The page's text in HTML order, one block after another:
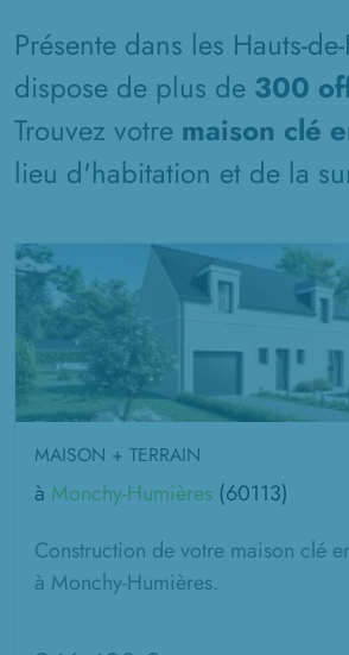
Présente dans les Hauts-
dispose de plus de 300
Trouvez votre maison clé
lieu d'habitation et de la
MAISON + TERRAIN
à Monchy-Humières (60113)
Construction de votre maison clé
à Monchy-Humières.